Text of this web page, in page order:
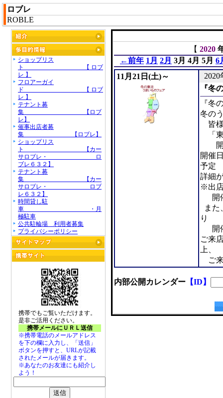
ロブレ
ROBLE
ショップリス
ト 【 ロブ
レ 】
フロアーガイ
ド 【 ロブ
レ 】
テナント募
集 【ロブ
レ】
催事出店者募
集 【ロブレ】
ショップリス
ト 【カー
サロブレ・ ロ
ブレ６３２】
テナント募
集 【カー
サロブレ・ ロブ
レ６３２】
時間貸し駐
車 ・月
極駐車
公共駐輪場 利用者募集
プライバシーポリシー
携帯でもご覧いただけます。
是非ご活用ください。
携帯メールにＵＲＬ送信
※携帯電話のメールアドレス
を下の欄に入力し、「送信」
ボタンを押すと、URLが記載
されたメールが届きます。
※あなたのお友達にも紹介し
よう！
【 2020
←前年 1月 2月 3月 4月 5月 6
11月21日(土)～
2020
『冬
『冬
冬の
皆様
「東
開
開催
予定
詳細
※出
開催
また
り
開催
ご来
上、
ご来
内部公開カレンダー【ID】